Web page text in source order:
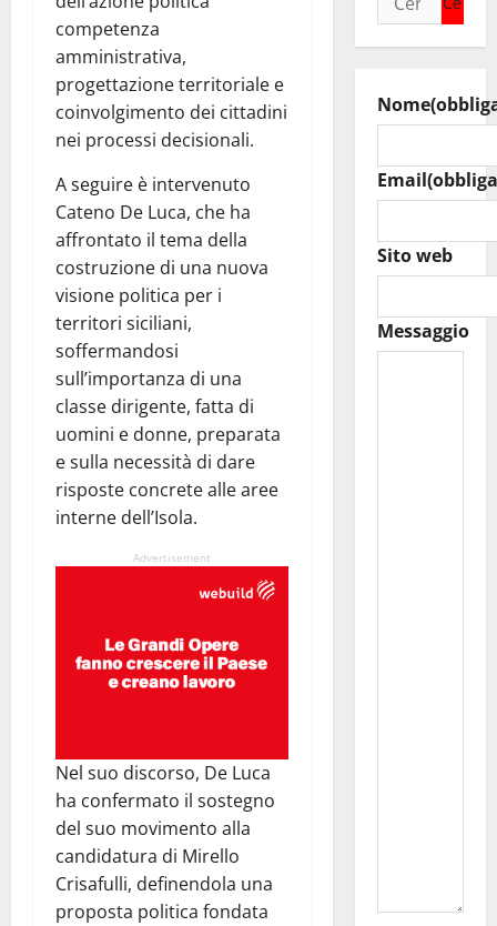
competenza
amministrativa,
progettazione territoriale e
coinvolgimento dei cittadini
nei processi decisionali.
A seguire è intervenuto
Cateno De Luca, che ha
affrontato il tema della
costruzione di una nuova
visione politica per i
territori siciliani,
soffermandosi
sull’importanza di una
classe dirigente, fatta di
uomini e donne, preparata
e sulla necessità di dare
risposte concrete alle aree
interne dell’Isola.
Advertisement
Nel suo discorso, De Luca
ha confermato il sostegno
del suo movimento alla
candidatura di Mirello
Crisafulli, definendola una
proposta politica fondata
per:
Nome
Email
Sito web
Messaggio